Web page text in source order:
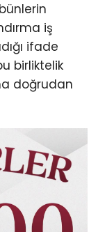
iş
ifade
birliktelik
doğrudan